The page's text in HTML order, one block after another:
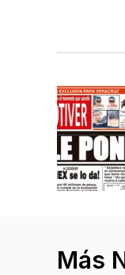
Más